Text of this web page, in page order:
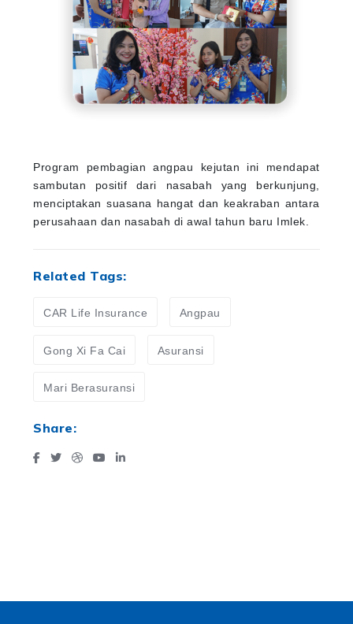
Program pembagian angpau kejutan ini mendapat
sambutan positif dari nasabah yang berkunjung,
menciptakan suasana hangat dan keakraban antara
perusahaan dan nasabah di awal tahun baru Imlek.
Related Tags:
CAR Life Insurance Angpau
Gong Xi Fa Cai Asuransi
Mari Berasuransi
Share: